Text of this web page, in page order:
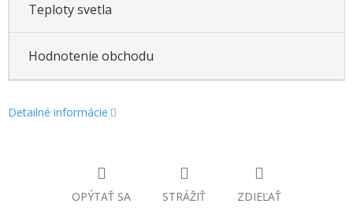
Teploty svetla
Hodnotenie obchodu
Detailné informácie
OPÝTAŤ SA STRÁŽIŤ ZDIEĽAŤ